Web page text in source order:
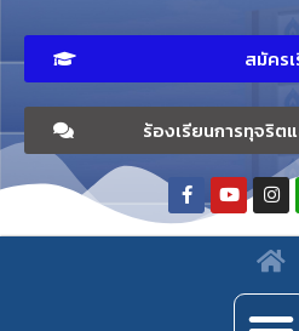
สมัคร
ร้องเรียนการทุจริต